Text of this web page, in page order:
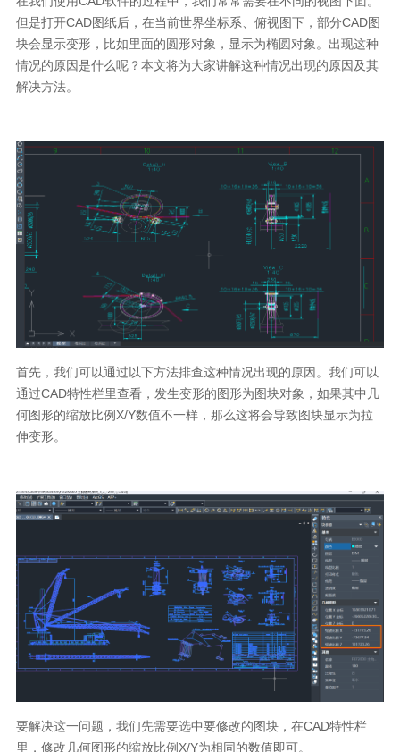
但是打开CAD图纸后，在当前世界坐标系、俯视图下，部分CAD图
块会显示变形，比如里面的圆形对象，显示为椭圆对象。出现这种
情况的原因是什么呢？本文将为大家讲解这种情况出现的原因及其
解决方法。
首先，我们可以通过以下方法排查这种情况出现的原因。我们可以
通过CAD特性栏里查看，发生变形的图形为图块对象，如果其中几
何图形的缩放比例 X/Y数值不一样，那么这将会导致图块显示为拉
伸变形。
要解决这一问题，我们先需要选中要修改的图块，在CAD特性栏
里，修改几何图形的缩放比例 X/Y为相同的数值即可。